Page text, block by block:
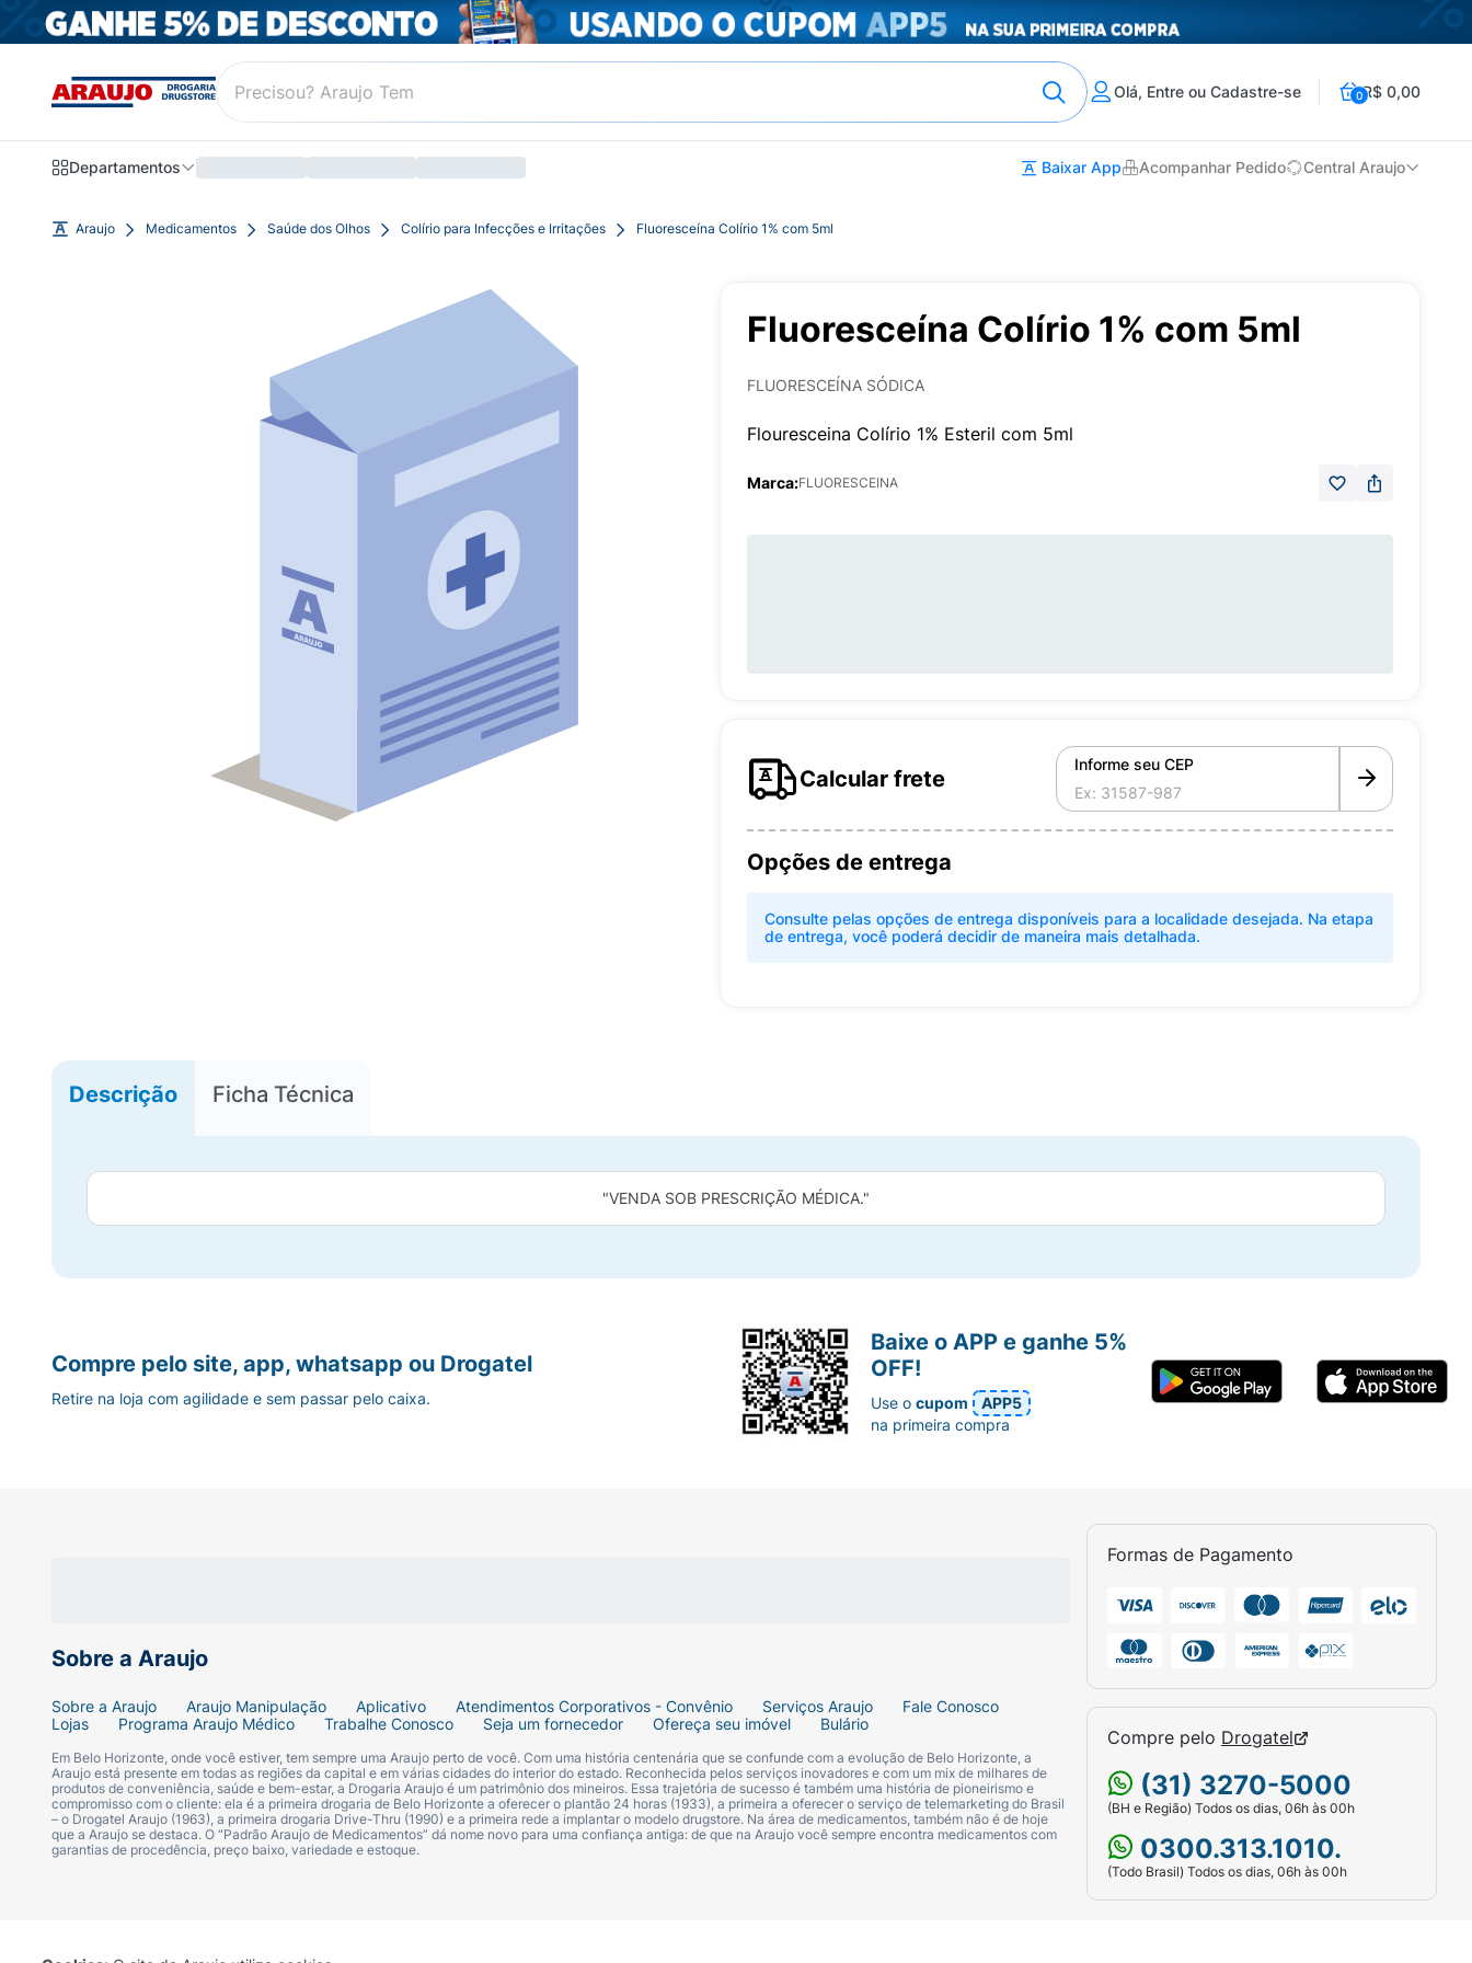
Olá, Entre ou Cadastre-se 0R$ 0,00
Departamentos Baixar App Acompanhar Pedido Central Araujo
Araujo Medicamentos Saúde dos Olhos Colírio para Infecções e Irritações Fluoresceína Colírio 1% com 5ml
Fluoresceína Colírio 1% com 5ml
FLUORESCEÍNA SÓDICA
Flouresceina Colírio 1% Esteril com 5ml
Marca:FLUORESCEINA
Calcular frete
Informe seu CEP
Opções de entrega
Consulte pelas opções de entrega disponíveis para a localidade desejada. Na etapa
de entrega, você poderá decidir de maneira mais detalhada.
Descrição Ficha Técnica
"VENDA SOB PRESCRIÇÃO MÉDICA."
Sobre a Araujo
Sobre a Araujo Araujo Manipulação Aplicativo Atendimentos Corporativos - Convênio Serviços Araujo
Fale Conosco
Lojas
Programa Araujo Médico Trabalhe Conosco Seja um fornecedor Ofereça seu imóvel Bulário
Em Belo Horizonte, onde você estiver, tem sempre uma Araujo perto de você. Com uma história centenária que se confunde com a evolução de Belo Horizonte, a
Araujo está presente em todas as regiões da capital e em várias cidades do interior do estado. Reconhecida pelos serviços inovadores e com um mix de milhares de
produtos de conveniência, saúde e bem-estar, a Drogaria Araujo é um patrimônio dos mineiros. Essa trajetória de sucesso é também uma história de pioneirismo e
compromisso com o cliente: ela é a primeira drogaria de Belo Horizonte a oferecer o plantão 24 horas (1933), a primeira a oferecer o serviço de telemarketing do Brasil
– o Drogatel Araujo (1963), a primeira drogaria Drive-Thru (1990) e a primeira rede a implantar o modelo drugstore. Na área de medicamentos, também não é de hoje
que a Araujo se destaca. O “Padrão Araujo de Medicamentos” dá nome novo para uma confiança antiga: de que na Araujo você sempre encontra medicamentos com
garantias de procedência, preço baixo, variedade e estoque.
Formas de Pagamento
Compre pelo Drogatel
(31) 3270-5000
(BH e Região) Todos os dias, 06h às 00h
0300.313.1010.
(Todo Brasil) Todos os dias, 06h às 00h
Compre pelo site, app, whatsapp ou Drogatel
Retire na loja com agilidade e sem passar pelo caixa.
Baixe o APP e ganhe 5%
OFF!
Use ocupom
APP5
na primeira compra